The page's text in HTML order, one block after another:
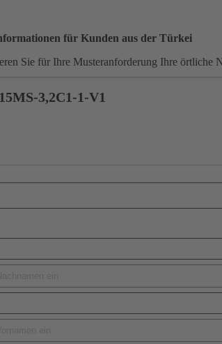
für Kunden aus der Türkei
Sie für Ihre Musteranforderung Ihre örtliche
3,2C1-1-V1